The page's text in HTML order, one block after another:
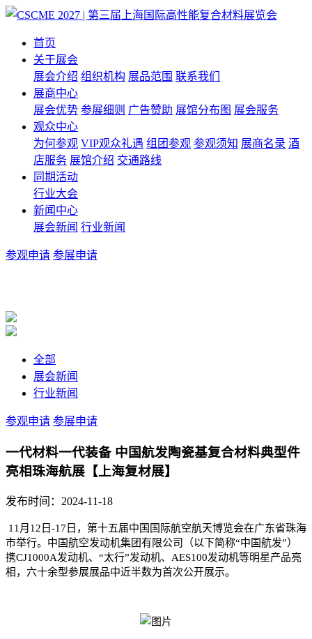
首页
关于展会
展会介绍 组织机构 展品范围 联系我们
展商中心
展会优势 参展细则 广告赞助 展馆分布图 展会服务
观众中心
为何参观 VIP观众礼遇 组团参观 参观须知 展商名录 酒
店服务 展馆介绍 交通路线
同期活动
行业大会
新闻中心
展会新闻 行业新闻
参观申请 参展申请
全部
展会新闻
行业新闻
参观申请 参展申请
一代材料一代装备 中国航发陶瓷基复合材料典型件
亮相珠海航展【上海复材展】
发布时间：2024-11-18
11月12日-17日，第十五届中国国际航空航天博览会在广东省珠海
市举行。中国航空发动机集团有限公司（以下简称“中国航发”）
携CJ1000A发动机、“太行”发动机、 AES100发动机等明星产品亮
相，六十余型参展展品中近半数为首次公开展示。